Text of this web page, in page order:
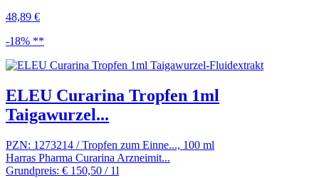
48,89 €
-18% **
ELEU Curarina Tropfen 1ml
Taigawurzel...
PZN: 1273214 / Tropfen zum Einne..., 100 ml
Harras Pharma Curarina Arzneimit...
Grundpreis: € 150,50 / 1l